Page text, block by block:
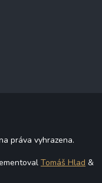
práva vyhrazena.
Tomáš Hlad &